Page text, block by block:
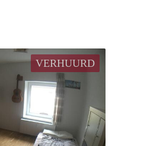
VERHUURD